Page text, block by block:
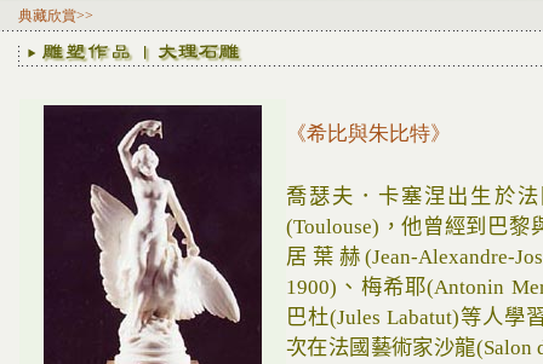
典藏欣賞>>
《希比與朱比特》
喬瑟夫．卡塞涅出生於
(Toulouse)，他曾經到巴黎
居葉赫(Jean-Alexandre-
1900)、梅希耶(Antonin
巴杜(Jules Labatut)等人學
次在法國藝術家沙龍(Salon